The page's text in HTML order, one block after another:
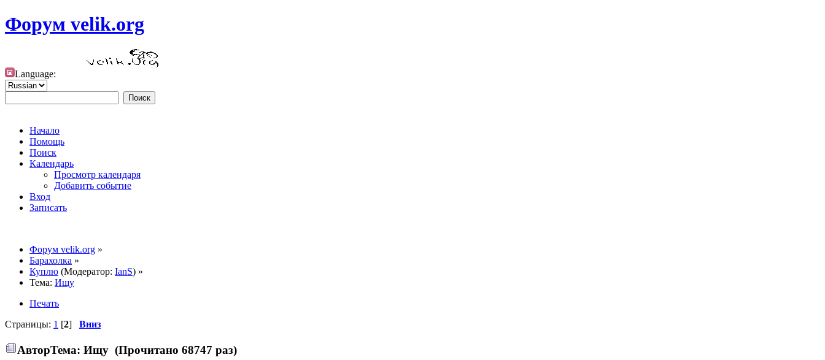
Форум velik.org
Language:
Начало
Помощь
Поиск
Календарь
Просмотр календаря
Добавить событие
Вход
Записать
Форум velik.org »
Барахолка »
Куплю (Модератор: IanS) »
Тема: Ищу
Печать
Страницы: 1 [2] Вниз
АвторТема: Ищу (Прочитано 68747 раз)